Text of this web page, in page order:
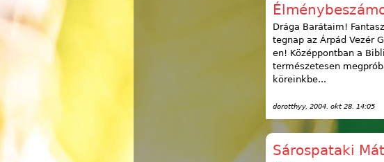
Drága Barátaim!
tegnap az Árpád Vezér
en! Középpontban a
természetesen
köreinkbe...
dorotthyy, 2004. okt 28. 14:05
Sárospataki